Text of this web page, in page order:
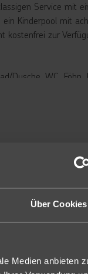
Über Cookies
Medien anbieten
Service mit
Kinderpool mit
kostenfrei zur
WC, Föhn,
Superior
buchbar.
verfügen
und